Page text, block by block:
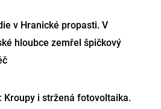
v Hranické propasti. V
hloubce zemřel špičkový
Kroupy i stržená fotovoltaika.